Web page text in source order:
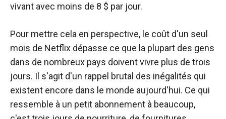
vivant avec moins de 8 $ par jour.
Pour mettre cela en perspective, le coût d'un seul
mois de Netflix dépasse ce que la plupart des gens
dans de nombreux pays doivent vivre plus de trois
jours. Il s'agit d'un rappel brutal des inégalités qui
existent encore dans le monde aujourd'hui. Ce qui
ressemble à un petit abonnement à beaucoup,